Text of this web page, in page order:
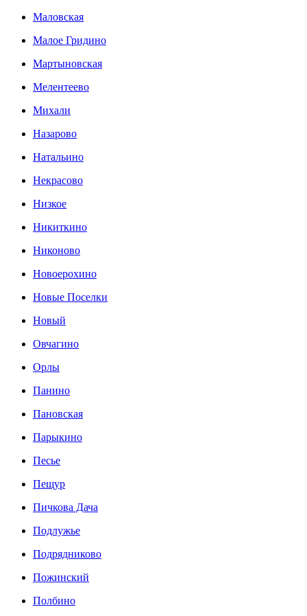
Маловская
Малое Гридино
Мартыновская
Мелентеево
Михали
Назарово
Натальино
Некрасово
Низкое
Никиткино
Никоново
Новоерохино
Новые Поселки
Новый
Овчагино
Орлы
Панино
Пановская
Парыкино
Песье
Пещур
Пичкова Дача
Подлужье
Подрядниково
Пожинский
Полбино